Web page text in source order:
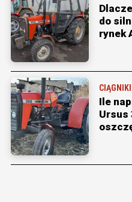
do
rynek
CIĄGNIKI
Ile
Ursus